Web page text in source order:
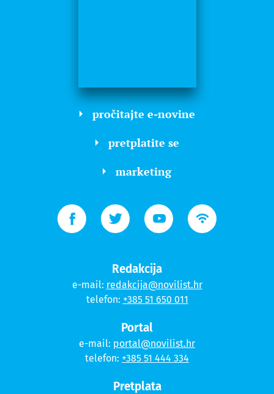
pročitajte e-novine
pretplatite se
marketing
Redakcija
e-mail: redakcija@novilist.hr
telefon: +385 51 650 011
Portal
e-mail: portal@novilist.hr
telefon: +385 51 444 334
Pretplata